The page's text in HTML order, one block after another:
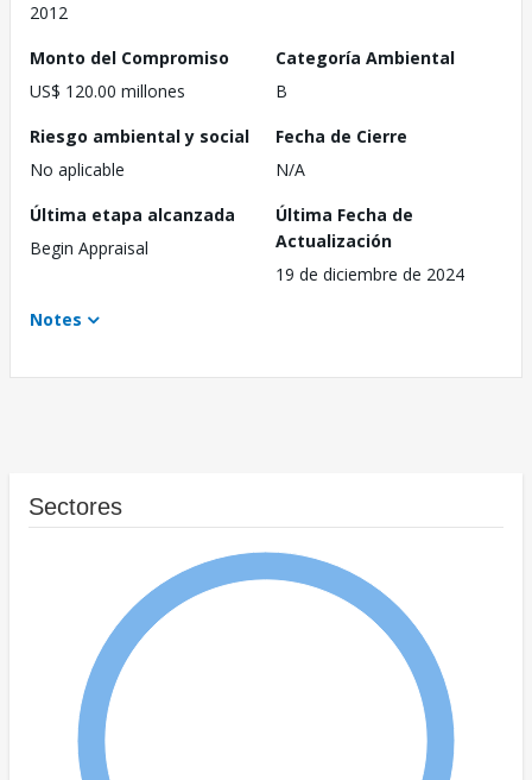
2012
Monto del Compromiso
US$ 120.00 millones
Categoría Ambiental
B
Riesgo ambiental y social
No aplicable
Fecha de Cierre
N/A
Última etapa alcanzada
Begin Appraisal
Última Fecha de
Actualización
19 de diciembre de 2024
Notes
Sectores